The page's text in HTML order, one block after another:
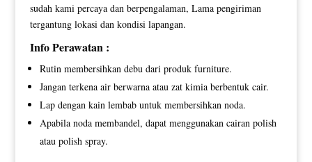
sudah kami percaya dan berpengalaman, Lama pengiriman
tergantung lokasi dan kondisi lapangan.
Info Perawatan :
Rutin membersihkan debu dari produk furniture.
Jangan terkena air berwarna atau zat kimia berbentuk cair.
Lap dengan kain lembab untuk membersihkan noda.
Apabila noda membandel, dapat menggunakan cairan polish
atau polish spray.